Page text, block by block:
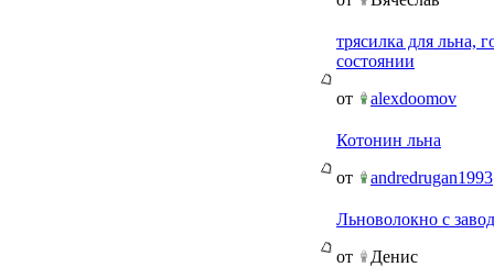
трясилка для льна,
состоянии
от
alexdoomov
Котонин льна
от
andredrugan1993
Льноволокно с
от
Денис